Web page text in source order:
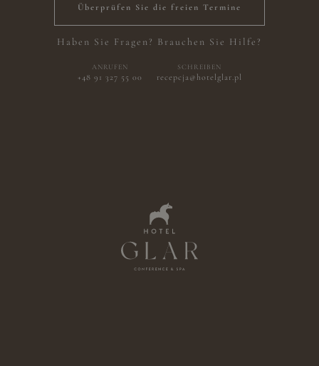
Überprüfen Sie die freien Termine
Haben Sie Fragen? Brauchen Sie Hilfe?
ANRUFEN
+48 91 327 55 00
SCHREIBEN
recepcja@hotelglar.pl